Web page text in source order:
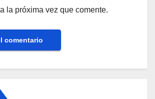
la próxima vez que comente.